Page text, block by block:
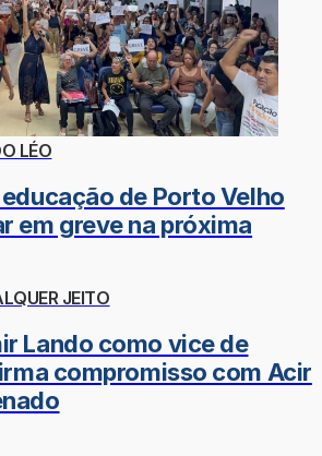
LÉO
de Porto Velho
em greve na próxima
JEITO
Lando como vice de
compromisso com Acir